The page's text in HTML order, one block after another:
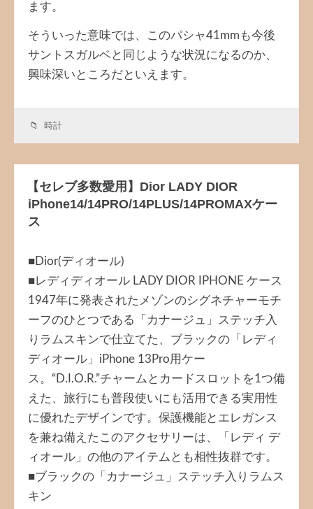
ます。
そういった意味では、このパシャ41mmも今後
サントスガルベと同じような状況になるのか、
興味深いところだといえます。
時計
【セレブ多数愛用】Dior LADY DIOR
iPhone14/14PRO/14PLUS/14PROMAXケー
ス
■Dior(ディオール)
■レディディオール LADY DIOR IPHONE ケース
1947年に発表されたメゾンのシグネチャーモチ
ーフのひとつである「カナージュ」ステッチ入
りラムスキンで仕立てた、ブラックの「レディ
ディオール」iPhone 13Pro用ケー
ス。“D.I.O.R.”チャームとカードスロットを1つ備
えた、旅行にも普段使いにも活用できる実用性
に優れたデザインです。保護機能とエレガンス
を兼ね備えたこのアクセサリーは、「レディ デ
ィオール」の他のアイテムとも相性抜群です。
■ブラックの「カナージュ」ステッチ入りラムス
キン